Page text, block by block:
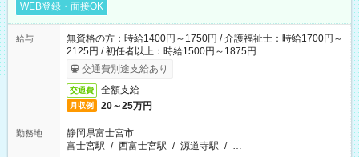
WEB登録・面接OK
給与
無資格の方：時給1400円～1750円 / 介護福祉士：時給1700円～
2125円 / 初任者以上：時給1500円～1875円
交通費別途支給あり
交通費 全額支給
月収例 20～25万円
勤務地
静岡県富士宮市
富士宮駅 / 西富士宮駅 / 源道寺駅 / …